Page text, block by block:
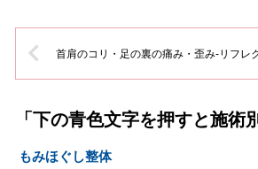
首肩のコリ・足の裏の痛み・歪み-リフレ
「下の青色文字を押すと施術
もみほぐし整体